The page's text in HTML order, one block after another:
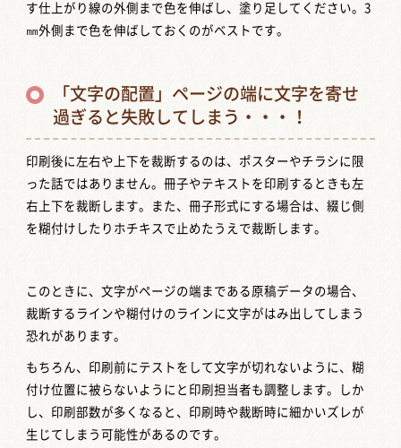
す仕上がり線の外側まで色を伸ばし、塗り足してください。3
㎜外側まで色を伸ばしておくのがベストです。
「文字の配置」ページの端に文字を寄せ
過ぎると失敗してしまう・・・！
印刷後に左右や上下を裁断するのは、ポスターやチラシに限
った話ではありません。冊子やテキストを印刷するときも左
右上下を裁断します。また、冊子形式にする場合は、綴じ側
を糊付けしたりホチキスで止めたうえで裁断します。
このときに、文字がページの端まである原稿データの場合、
裁断するラインや糊付けのラインに文字がはみ出してしまう
恐れがあります。
もちろん、印刷前にテストをして文字が切れないように、糊
付け位置に被らないようにと印刷担当者も調整します。しか
し、印刷部数が多くなると、印刷時や裁断時に細かいズレが
生じてしまう可能性があるのです。